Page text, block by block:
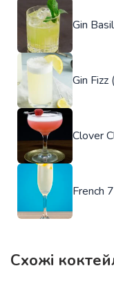
Gin
Gin
Clover
French
Схожі